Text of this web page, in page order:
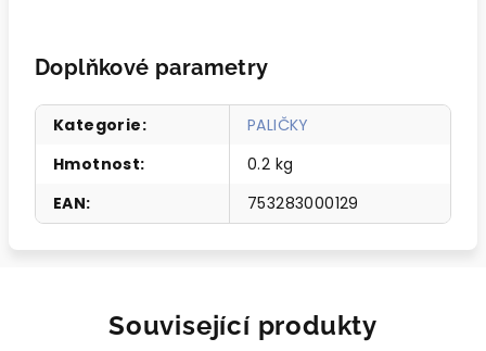
Doplňkové parametry
Kategorie:
PALIČKY
Hmotnost:
0.2 kg
EAN: 753283000129
Související produkty